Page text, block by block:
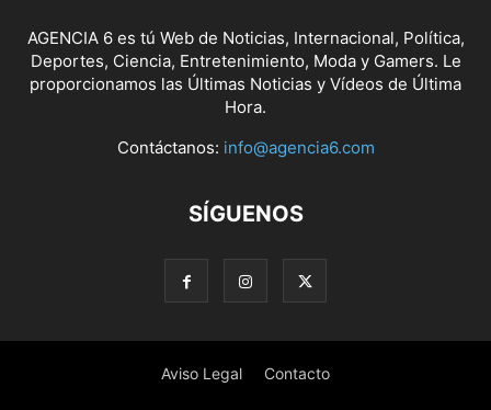
AGENCIA 6 es tú Web de Noticias, Internacional, Política,
Deportes, Ciencia, Entretenimiento, Moda y Gamers. Le
proporcionamos las Últimas Noticias y Vídeos de Última
Hora.
Contáctanos: info@agencia6.com
SÍGUENOS
Aviso Legal Contacto